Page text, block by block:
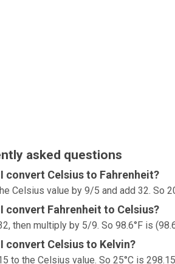
asked questions
convert Celsius to Fahrenheit?
Celsius value by 9/5 and add 32. So
convert Fahrenheit to Celsius?
then multiply by 5/9. So 98.6°F is
convert Celsius to Kelvin?
to the Celsius value. So 25°C is